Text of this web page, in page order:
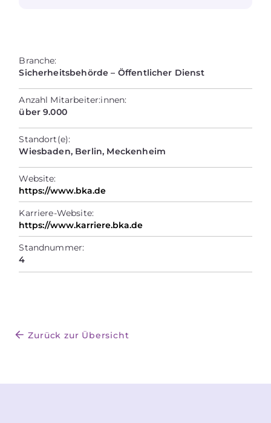
Branche:
Sicherheitsbehörde – Öffentlicher Dienst
Anzahl Mitarbeiter:innen:
über 9.000
Standort(e):
Wiesbaden, Berlin, Meckenheim
Website:
https://www.bka.de
Karriere-Website:
https://www.karriere.bka.de
Standnummer:
4
Zurück zur Übersicht